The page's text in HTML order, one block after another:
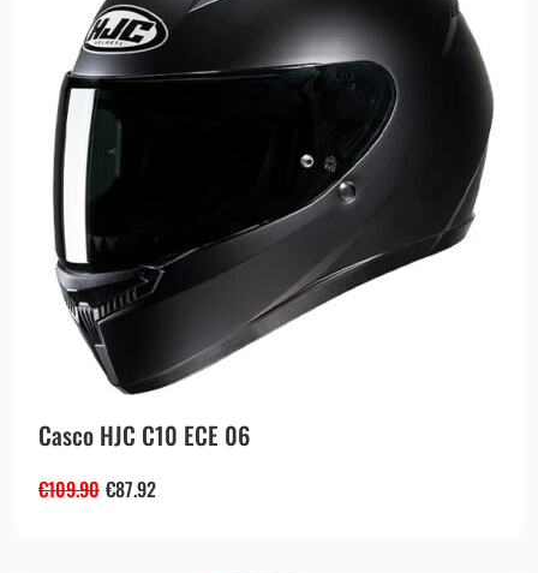
Casco HJC C10 ECE 06
€109.90 €87.92